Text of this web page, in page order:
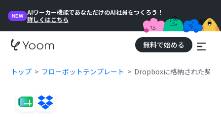
NEW
AIワーカー機能であなただけのAI社員をつくろう！
詳しくはこちら
無料で始める
トップ フローボットテンプレート Dropboxに格納された契約